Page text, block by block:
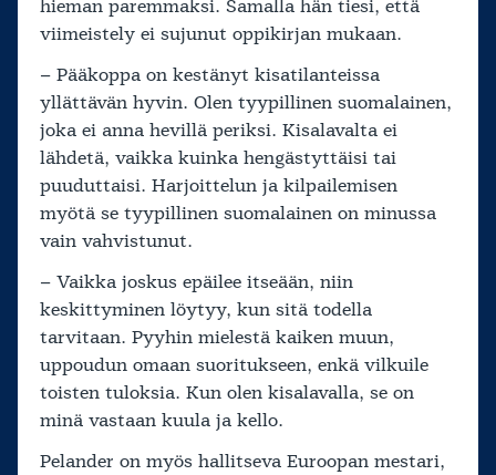
hieman paremmaksi. Samalla hän tiesi, että
viimeistely ei sujunut oppikirjan mukaan.
– Pääkoppa on kestänyt kisatilanteissa
yllättävän hyvin. Olen tyypillinen suomalainen,
joka ei anna hevillä periksi. Kisalavalta ei
lähdetä, vaikka kuinka hengästyttäisi tai
puuduttaisi. Harjoittelun ja kilpailemisen
myötä se tyypillinen suomalainen on minussa
vain vahvistunut.
– Vaikka joskus epäilee itseään, niin
keskittyminen löytyy, kun sitä todella
tarvitaan. Pyyhin mielestä kaiken muun,
uppoudun omaan suoritukseen, enkä vilkuile
toisten tuloksia. Kun olen kisalavalla, se on
minä vastaan kuula ja kello.
Pelander on myös hallitseva Euroopan mestari,